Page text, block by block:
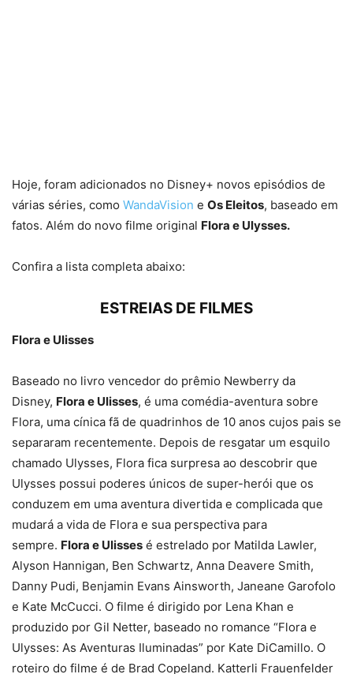
Hoje, foram adicionados no Disney+ novos episódios de
várias séries, como WandaVision e Os Eleitos, baseado em
fatos. Além do novo filme original Flora e Ulysses.
Confira a lista completa abaixo:
ESTREIAS DE FILMES
Flora e Ulisses
Baseado no livro vencedor do prêmio Newberry da
Disney, Flora e Ulisses, é uma comédia-aventura sobre
Flora, uma cínica fã de quadrinhos de 10 anos cujos pais se
separaram recentemente. Depois de resgatar um esquilo
chamado Ulysses, Flora fica surpresa ao descobrir que
Ulysses possui poderes únicos de super-herói que os
conduzem em uma aventura divertida e complicada que
mudará a vida de Flora e sua perspectiva para
sempre. Flora e Ulisses é estrelado por Matilda Lawler,
Alyson Hannigan, Ben Schwartz, Anna Deavere Smith,
Danny Pudi, Benjamin Evans Ainsworth, Janeane Garofolo
e Kate McCucci. O filme é dirigido por Lena Khan e
produzido por Gil Netter, baseado no romance “Flora e
Ulysses: As Aventuras Iluminadas” por Kate DiCamillo. O
roteiro do filme é de Brad Copeland. Katterli Frauenfelder